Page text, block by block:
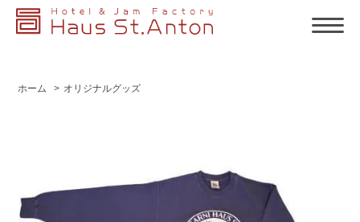
ホーム > オリジナルグッズ